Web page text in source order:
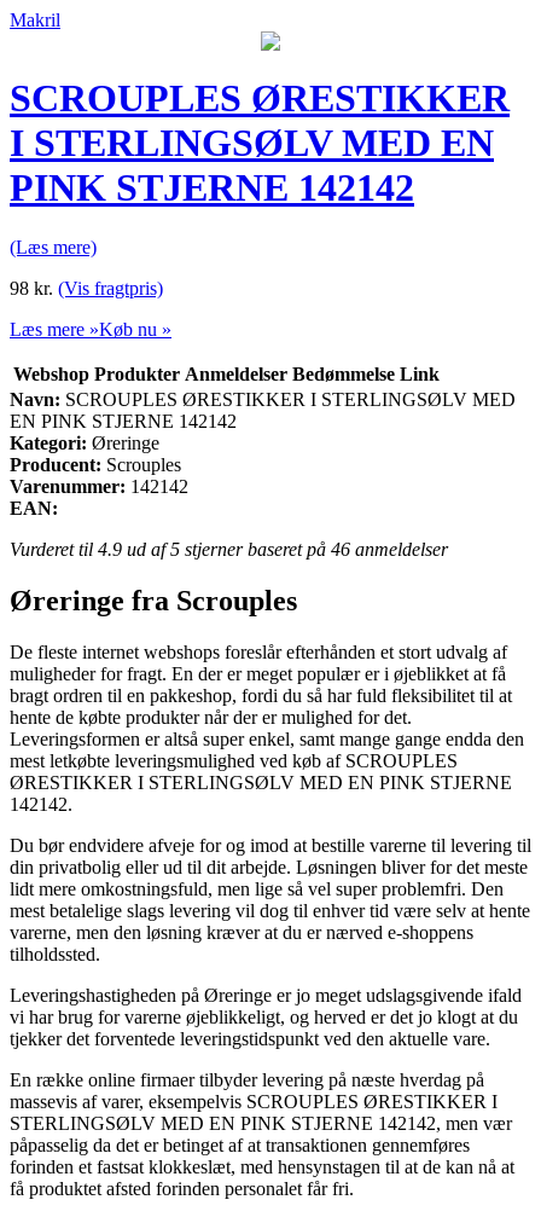
Makril
SCROUPLES ØRESTIKKER
I STERLINGSØLV MED EN
PINK STJERNE 142142
(Læs mere)
98 kr. (Vis fragtpris)
Læs mere »Køb nu »
Webshop Produkter Anmeldelser Bedømmelse Link
Navn: SCROUPLES ØRESTIKKER I STERLINGSØLV MED
EN PINK STJERNE 142142
Kategori: Øreringe
Producent: Scrouples
Varenummer: 142142
EAN:
Vurderet til 4.9 ud af 5 stjerner baseret på 46 anmeldelser
Øreringe fra Scrouples
De fleste internet webshops foreslår efterhånden et stort udvalg af
muligheder for fragt. En der er meget populær er i øjeblikket at få
bragt ordren til en pakkeshop, fordi du så har fuld fleksibilitet til at
hente de købte produkter når der er mulighed for det.
Leveringsformen er altså super enkel, samt mange gange endda den
mest letkøbte leveringsmulighed ved køb af SCROUPLES
ØRESTIKKER I STERLINGSØLV MED EN PINK STJERNE
142142.
Du bør endvidere afveje for og imod at bestille varerne til levering til
din privatbolig eller ud til dit arbejde. Løsningen bliver for det meste
lidt mere omkostningsfuld, men lige så vel super problemfri. Den
mest betalelige slags levering vil dog til enhver tid være selv at hente
varerne, men den løsning kræver at du er nærved e-shoppens
tilholdssted.
Leveringshastigheden på Øreringe er jo meget udslagsgivende ifald
vi har brug for varerne øjeblikkeligt, og herved er det jo klogt at du
tjekker det forventede leveringstidspunkt ved den aktuelle vare.
En række online firmaer tilbyder levering på næste hverdag på
massevis af varer, eksempelvis SCROUPLES ØRESTIKKER I
STERLINGSØLV MED EN PINK STJERNE 142142, men vær
påpasselig da det er betinget af at transaktionen gennemføres
forinden et fastsat klokkeslæt, med hensynstagen til at de kan nå at
få produktet afsted forinden personalet får fri.